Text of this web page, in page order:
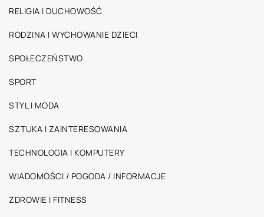
RELIGIA I DUCHOWOŚĆ
RODZINA I WYCHOWANIE DZIECI
SPOŁECZEŃSTWO
SPORT
STYL I MODA
SZTUKA I ZAINTERESOWANIA
TECHNOLOGIA I KOMPUTERY
WIADOMOŚCI / POGODA / INFORMACJE
ZDROWIE I FITNESS